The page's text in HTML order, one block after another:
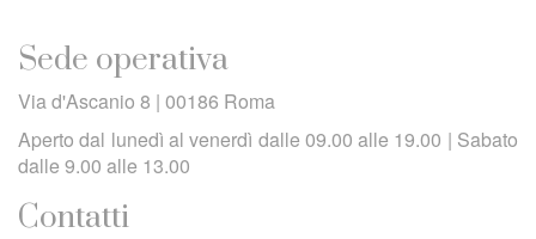
Sede operativa
Via d'Ascanio 8 | 00186 Roma
Aperto dal lunedì al venerdì dalle 09.00 alle 19.00 | Sabato
dalle 9.00 alle 13.00
Contatti